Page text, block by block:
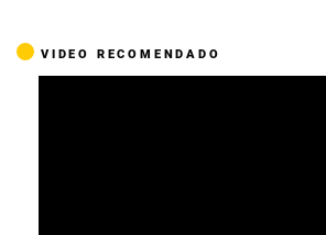
VIDEO RECOMENDADO